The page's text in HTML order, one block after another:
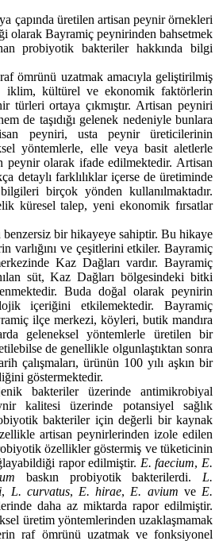
çapında üretilen artisan peynir örnekleri
olarak Bayramiç peynirinden bahsetmek
probiyotik bakteriler hakkında bilgi
ömrünü uzatmak amacıyla geliştirilmiş
iklim, kültürel ve ekonomik faktörlerin
türleri ortaya çıkmıştır. Artisan peyniri
de taşıdığı gelenek nedeniyle bunlara
peyniri, usta peynir üreticilerinin
yöntemlerle, elle veya basit aletlerle
peynir olarak ifade edilmektedir. Artisan
detaylı farklılıklar içerse de üretiminde
birçok yönden kullanılmaktadır.
küresel talep, yeni ekonomik fırsatlar
bir hikayeye sahiptir. Bu hikaye
varlığını ve çeşitlerini etkiler. Bayramiç
Kaz Dağları vardır. Bayramiç
süt, Kaz Dağları bölgesindeki bitki
Buda doğal olarak peynirin
içeriğini etkilemektedir. Bayramiç
ilçe merkezi, köyleri, butik mandıra
geleneksel yöntemlerle üretilen bir
de genellikle olgunlaştıktan sonra
çalışmaları, ürünün 100 yılı aşkın bir
göstermektedir.
bakteriler üzerinde antimikrobiyal
kalitesi üzerinde potansiyel sağlık
bakteriler için değerli bir kaynak
artisan peynirlerinden izole edilen
özellikler göstermiş ve tüketicinin
rapor edilmiştir. E. faecium, E.
baskın probiyotik bakterilerdi.L.
, L. curvatus,E. hirae,E. avium veE.
daha az miktarda rapor edilmiştir.
üretim yöntemlerinden uzaklaşmamak
raf ömrünü uzatmak ve fonksiyonel